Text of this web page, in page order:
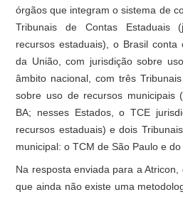
órgãos que integram o sistema de
Tribunais de Contas Estaduais
recursos estaduais), o Brasil
da União, com jurisdição sobre
âmbito nacional, com três
sobre uso de recursos municipais
BA; nesses Estados, o TCE
recursos estaduais) e dois
municipal: o TCM de São Paulo e do
Na resposta enviada para a
que ainda não existe uma